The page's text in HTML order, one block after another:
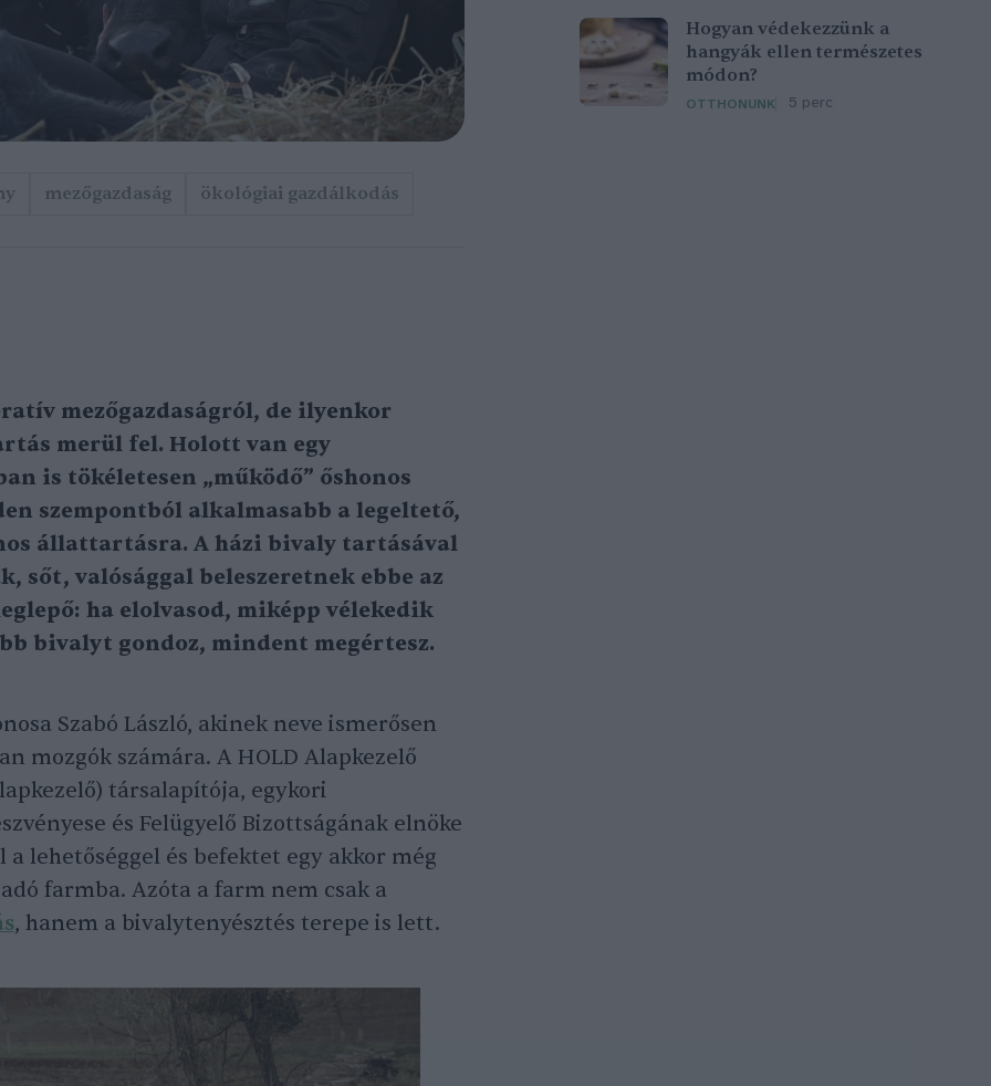
Hogyan védekezzünk a
hangyák ellen természetes
módon?
OTTHONUNK 5 perc
mezőgazdaság ökológiai gazdálkodás
mezőgazdaságról, de ilyenkor
merül fel. Holott van egy
is tökéletesen „működő” őshonos
szempontból alkalmasabb a legeltető,
állattartásra. A házi bivaly tartásával
sőt, valósággal beleszeretnek ebbe az
ha elolvasod, miképp vélekedik
bivalyt gondoz, mindent megértesz.
Szabó László, akinek neve ismerősen
mozgók számára. A HOLD Alapkezelő
társalapítója, egykori
és Felügyelő Bizottságának elnöke
lehetőséggel és befektet egy akkor még
farmba. Azóta a farm nem csak a
, hanem a bivalytenyésztés terepe is lett.